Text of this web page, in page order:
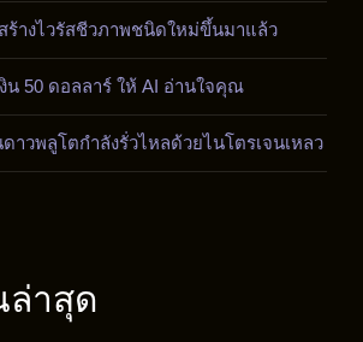
ร้างไวรัสชีวภาพชนิดใหม่ขึ้นมาแล้ว
น 50 ดอลลาร์ ให้ AI อ่านใจคุณ
าวพลูโตกำลังรั่วไหลด้วยไนโตรเจนเหลว
ล่าสุด